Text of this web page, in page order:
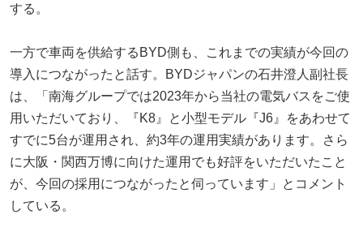
する。
一方で車両を供給するBYD側も、これまでの実績が今回の
導入につながったと話す。BYDジャパンの石井澄人副社長
は、「南海グループでは2023年から当社の電気バスをご使
用いただいており、『K8』と小型モデル『J6』をあわせて
すでに5台が運用され、約3年の運用実績があります。さら
に大阪・関西万博に向けた運用でも好評をいただいたこと
が、今回の採用につながったと伺っています」とコメント
している。